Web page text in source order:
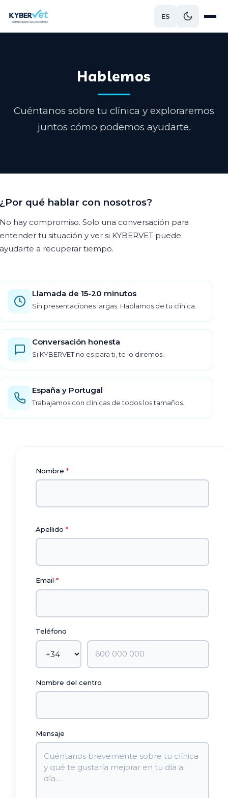
ES
Hablemos
Cuéntanos sobre tu clínica y exploraremos
juntos cómo podemos ayudarte.
¿Por qué hablar con nosotros?
No hay compromiso. Solo una conversación para
entender tu situación y ver si KYBERVET puede
ayudarte a recuperar tiempo.
Llamada de 15-20 minutos
Sin presentaciones largas. Hablamos de tu clínica.
Conversación honesta
Si KYBERVET no es para ti, te lo diremos.
España y Portugal
Trabajamos con clínicas de todos los tamaños.
Nombre
Apellido
Email
Teléfono
Nombre del centro
Mensaje